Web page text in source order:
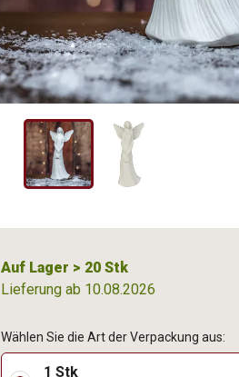
Auf Lager > 20 Stk
Lieferung ab 10.08.2026
Wählen Sie die Art der Verpackung aus:
1 Stk